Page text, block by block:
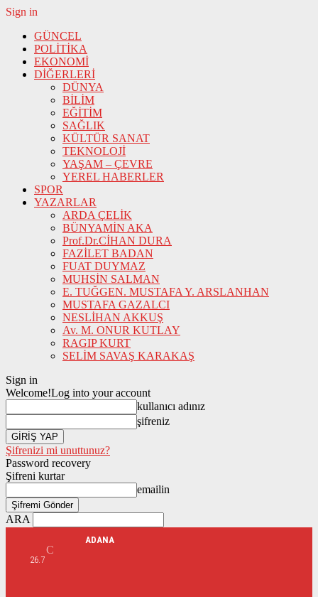
Sign in
GÜNCEL
POLİTİKA
EKONOMİ
DİĞERLERİ
DÜNYA
BİLİM
EĞİTİM
SAĞLIK
KÜLTÜR SANAT
TEKNOLOJİ
YAŞAM – ÇEVRE
YEREL HABERLER
SPOR
YAZARLAR
ARDA ÇELİK
BÜNYAMİN AKA
Prof.Dr.CİHAN DURA
FAZİLET BADAN
FUAT DUYMAZ
MUHSİN SALMAN
E. TUĞGEN. MUSTAFA Y. ARSLANHAN
MUSTAFA GAZALCI
NESLİHAN AKKUŞ
Av. M. ONUR KUTLAY
RAGIP KURT
SELİM SAVAŞ KARAKAŞ
Sign in
Welcome!Log into your account
kullanıcı adınız
şifreniz
Şifrenizi mi unuttunuz?
Password recovery
Şifreni kurtar
emailin
ARA
26.7
C
ADANA